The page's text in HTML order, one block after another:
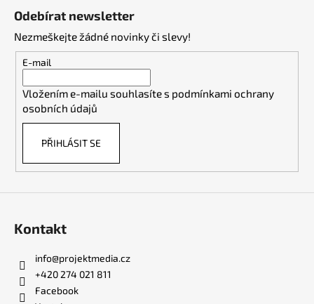
Odebírat newsletter
Nezmeškejte žádné novinky či slevy!
E-mail
Vložením e-mailu souhlasíte s podmínkami ochrany
osobních údajů
PŘIHLÁSIT SE
Kontakt
info@projektmedia.cz
+420 274 021 811
Facebook